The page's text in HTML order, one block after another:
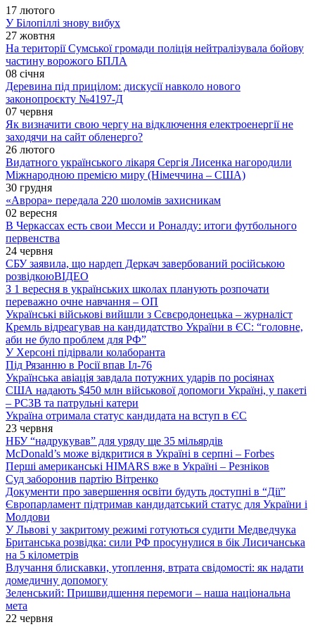
17 лютого
У Білопіллі знову вибух
27 жовтня
На території Сумської громади поліція нейтралізувала бойову
частину ворожого БПЛА
08 січня
Деревина під прицілом: дискусії навколо нового
законопроєкту №4197-Д
07 червня
Як визначити свою чергу на відключення електроенергії не
заходячи на сайт обленерго?
26 лютого
Видатного українського лікаря Сергія Лисенка нагородили
Міжнародною премією миру (Німеччина – США)
30 грудня
«Аврора» передала 220 шоломів захисникам
02 вересня
В Черкассах есть свои Месси и Роналду: итоги футбольного
первенства
24 червня
СБУ заявила, що нардеп Деркач завербований російською
розвідкоюВІДЕО
З 1 вересня в українських школах планують розпочати
переважно очне навчання – ОП
Українські військові вийшли з Сєвєродонецька – журналіст
Кремль відреагував на кандидатство України в ЄС: “головне,
аби не було проблем для РФ”
У Херсоні підірвали колаборанта
Під Рязанню в Росії впав Іл-76
Українська авіація завдала потужних ударів по росіянах
США надають $450 млн військової допомоги Україні, у пакеті
– РСЗВ та патрульні катери
Україна отримала статус кандидата на вступ в ЄС
23 червня
НБУ “надрукував” для уряду ще 35 мільярдів
McDonald’s може відкритися в Україні в серпні – Forbes
Перші американські HIMARS вже в Україні – Резніков
Суд заборонив партію Вітренко
Документи про завершення освіти будуть доступні в “Дії”
Європарламент підтримав кандидатський статус для України і
Молдови
У Львові у закритому режимі готуються судити Медведчука
Британська розвідка: сили РФ просунулися в бік Лисичанська
на 5 кілометрів
Влучання блискавки, утоплення, втрата свідомості: як надати
домедичну допомогу
Зеленський: Пришвидшення перемоги – наша національна
мета
22 червня